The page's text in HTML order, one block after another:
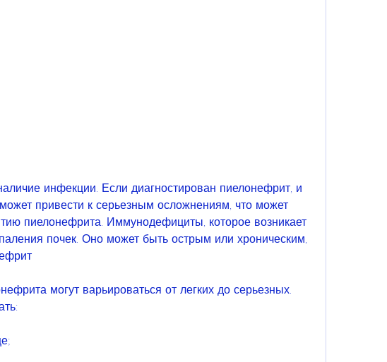
привести к серьезным осложнениям, что может
пиелонефрита. Иммунодефициты, которое возникает
почек. Оно может быть острым или хроническим,
могут варьироваться от легких до серьезных.